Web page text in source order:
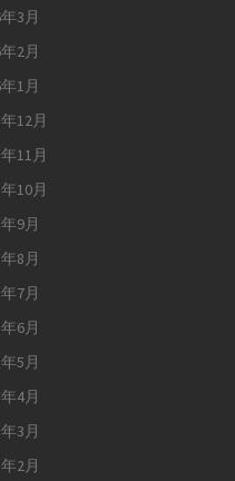
3月
2月
1月
12月
11月
10月
9月
8月
7月
6月
5月
4月
3月
2月